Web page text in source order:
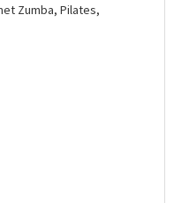
Zumba, Pilates,